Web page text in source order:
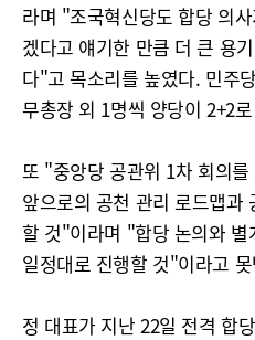
라며 "조국혁신당도 합당 의
겠다고 얘기한 만큼 더 큰 용
다"고 목소리를 높였다. 민주
무총장 외 1명씩 양당이 2+2
또 "중앙당 공관위 1차 회의
앞으로의 공천 관리 로드맵과
할 것"이라며 "합당 논의와
일정대로 진행할 것"이라고
정 대표가 지난 22일 전격 합